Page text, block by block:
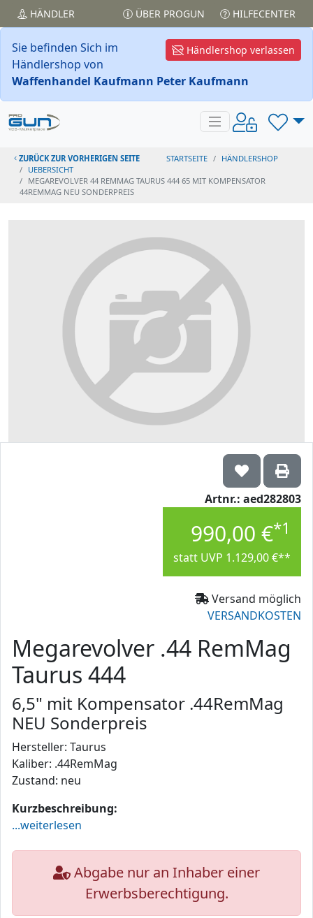
HÄNDLER ÜBER PROGUN HILFECENTER
Händlershop verlassen
Sie befinden Sich im
Händlershop von
Waffenhandel Kaufmann Peter Kaufmann
ZURÜCK ZUR VORHERIGEN SEITE STARTSEITE
HÄNDLERSHOP
UEBERSICHT
MEGAREVOLVER 44 REMMAG TAURUS 444 65 MIT KOMPENSATOR
44REMMAG NEU SONDERPREIS
Artnr.: aed282803
990,00 €*1
statt UVP 1.129,00 €**
Versand möglich
VERSANDKOSTEN
Megarevolver .44 RemMag
Taurus 444
6,5" mit Kompensator .44RemMag
NEU Sonderpreis
Hersteller: Taurus
Kaliber: .44RemMag
Zustand: neu
Kurzbeschreibung:
...weiterlesen
Abgabe nur an Inhaber einer
Erwerbsberechtigung.